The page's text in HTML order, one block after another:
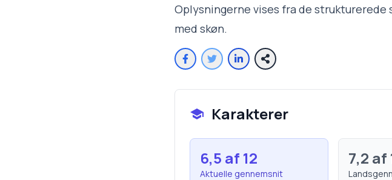
Oplysningerne vises fra de
med skøn.
Karakterer
6,5 af 12
Aktuelle gennemsnit
7,2 af